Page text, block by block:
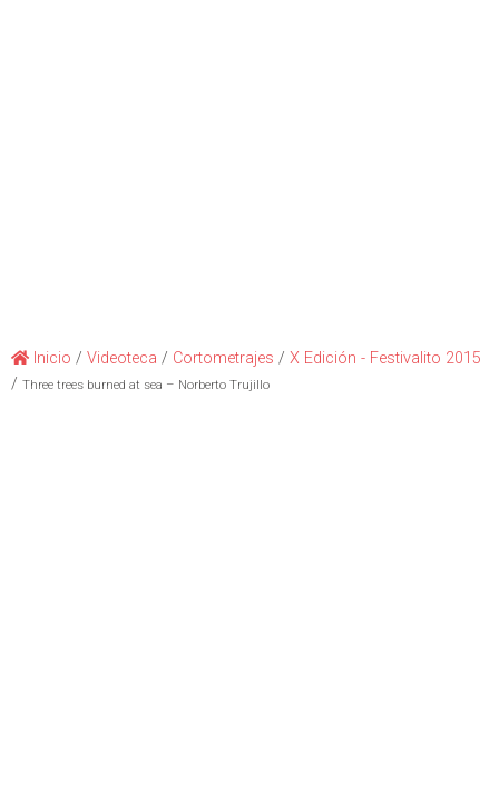
Inicio / Videoteca / Cortometrajes / X Edición - Festivalito 2015
/ Three trees burned at sea – Norberto Trujillo